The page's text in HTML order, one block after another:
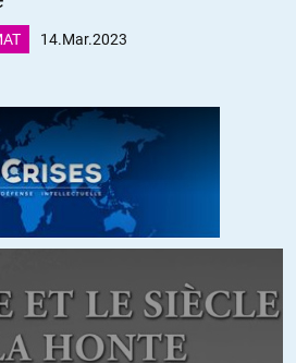
à 09h24
en lien sur ce site. Si quelqu’un le
-peu- parlé de l’article de Seymour
vieux et sénile (bizarrement ils ne
14.Mar.2023